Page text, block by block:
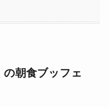
の朝食ブッフェ